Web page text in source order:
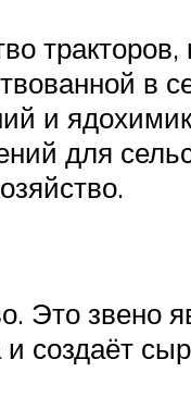
в
и
для
Это звено
создаёт